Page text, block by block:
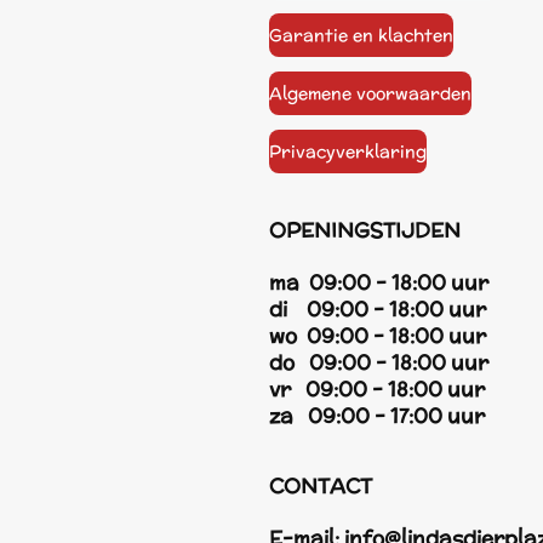
Garantie en klachten
Algemene voorwaarden
Privacyverklaring
OPENINGSTIJDEN
ma 09:00 - 18:00 uur
di 09:00 - 18:00 uur
wo 09:00 - 18:00 uur
do 09:00 - 18:00 uur
vr 09:00 - 18:00 uur
za 09:00 - 17:00 uur
CONTACT